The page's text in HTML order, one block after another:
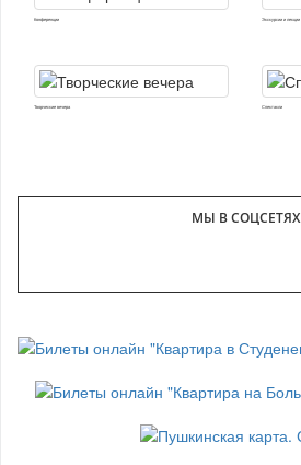
Конференции Экскурсии и лекции
Творческие вечера Спектакли
МЫ В СОЦСЕТЯХ